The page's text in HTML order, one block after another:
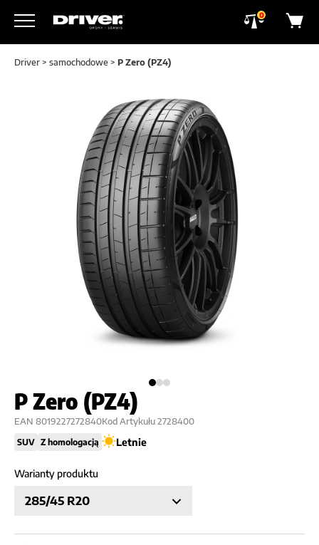
0
Driver > samochodowe > P Zero (PZ4)
P Zero (PZ4)
EAN 8019227272840Kod Artykułu 2728400
SUV Z homologacją Letnie
Warianty produktu
285/45 R20